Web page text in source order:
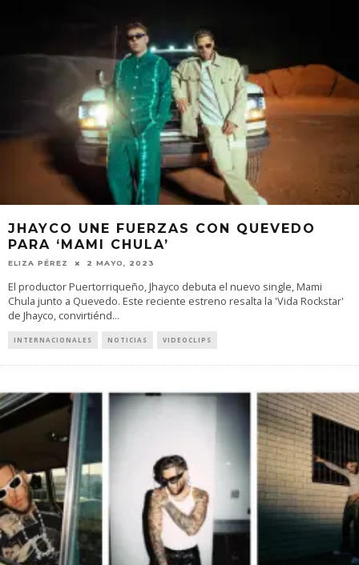
JHAYCO UNE FUERZAS CON QUEVEDO
PARA ‘MAMI CHULA’
ELIZA PÉREZ 2 MAYO, 2023
El productor Puertorriqueño, Jhayco debuta el nuevo single, Mami
Chula junto a Quevedo. Este reciente estreno resalta la 'Vida Rockstar'
de Jhayco, convirtiénd...
INTERNACIONALES NOTICIAS VIDEOCLIPS